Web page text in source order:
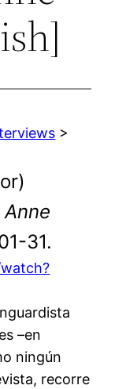
>
31.
–en
ningún
recorre